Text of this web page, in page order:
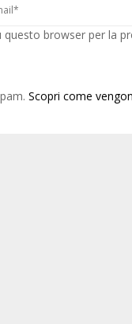
browser per la
Scopri come